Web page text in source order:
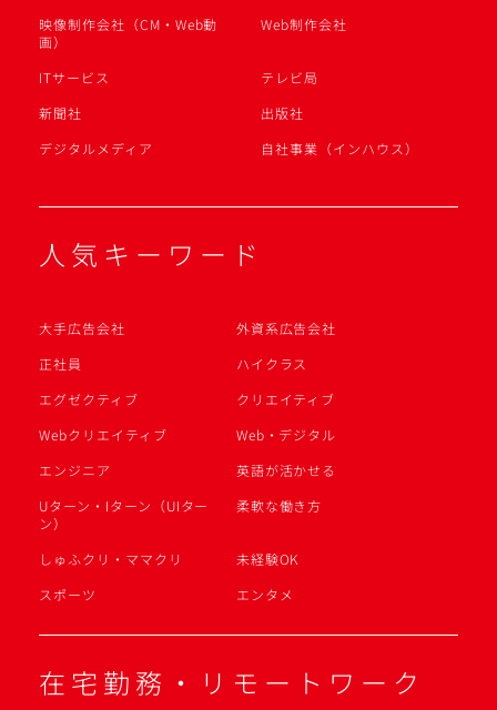
映像制作会社（CM・Web動
画）
Web制作会社
ITサービス
テレビ局
新聞社
出版社
デジタルメディア
自社事業（インハウス）
人気キーワード
大手広告会社
外資系広告会社
正社員
ハイクラス
エグゼクティブ
クリエイティブ
Webクリエイティブ
Web・デジタル
エンジニア
英語が活かせる
Uターン・Iターン（UIター
ン）
柔軟な働き方
しゅふクリ・ママクリ
未経験OK
スポーツ
エンタメ
在宅勤務・リモートワーク